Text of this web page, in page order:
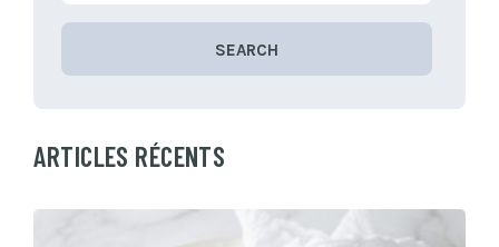
SEARCH
ARTICLES RÉCENTS